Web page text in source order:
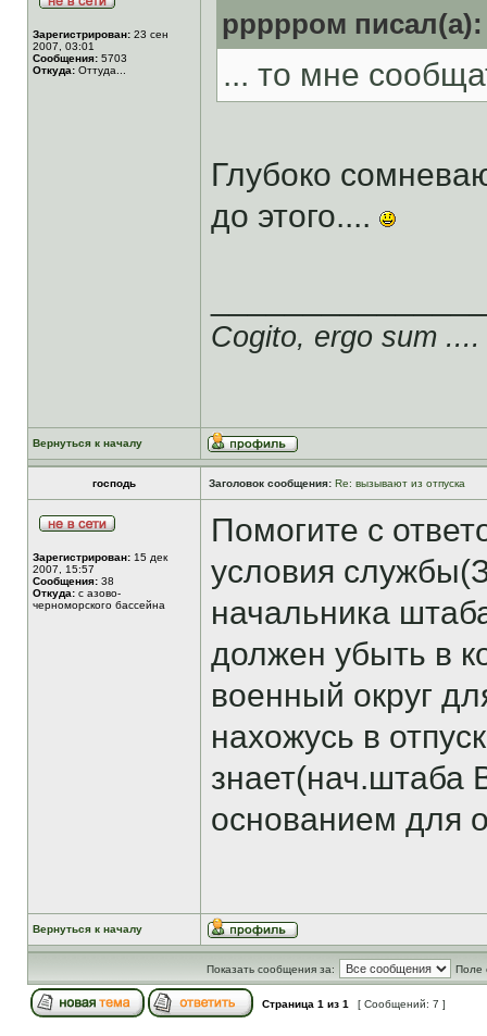
Зарегистрирован: 23 сен
2007, 03:01
Сообщения: 5703
Откуда: Оттуда...
ррррром писал(а):
... то мне
Глубоко
до этого....
Cogito, ergo sum ....
Вернуться к началу
господь Заголовок сообщения: Re: вызывают из отпуска
Зарегистрирован: 15 дек
2007, 15:57
Сообщения: 38
Откуда: с азово-
черноморского бассейна
Помогите с
условия
начальника
должен убыть в
военный округ
нахожусь в
знает(нач.штаба
основанием для
Вернуться к началу
Показать сообщения за: Поле
Страница 1 из 1 [ Сообщений: 7 ]